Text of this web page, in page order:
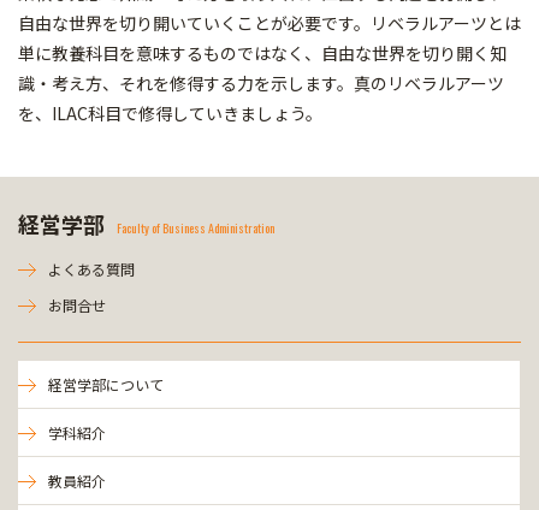
自由な世界を切り開いていくことが必要です。リベラルアーツとは
単に教養科目を意味するものではなく、自由な世界を切り開く知
識・考え方、それを修得する力を示します。真のリベラルアーツ
を、ILAC科目で修得していきましょう。
経営学部 Faculty of Business Administration
よくある質問
お問合せ
経営学部について
学科紹介
教員紹介